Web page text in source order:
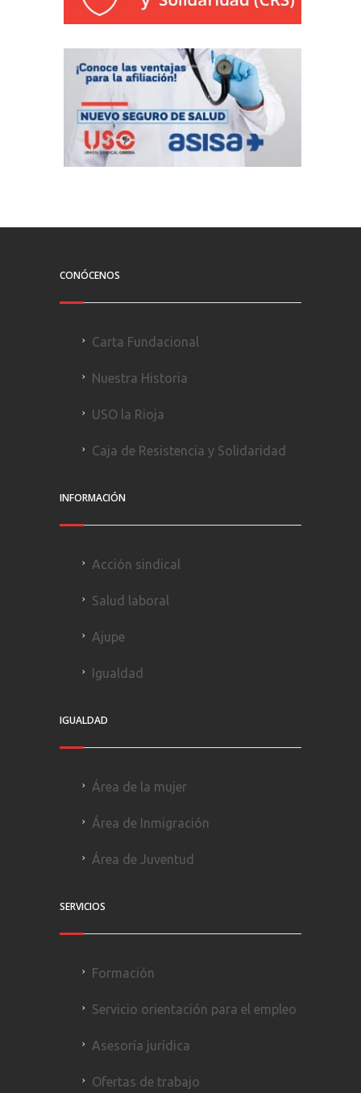
CONÓCENOS
Carta Fundacional
Nuestra Historia
USO la Rioja
Caja de Resistencia y Solidaridad
INFORMACIÓN
Acción sindical
Salud laboral
Ajupe
Igualdad
IGUALDAD
Área de la mujer
Área de Inmigración
Área de Juventud
SERVICIOS
Formación
Servicio orientación para el empleo
Asesoría jurídica
Ofertas de trabajo